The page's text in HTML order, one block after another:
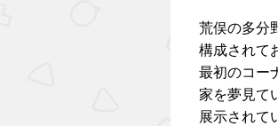
荒俣の多分
構成されて
最初のコー
家を夢見て
展示されて